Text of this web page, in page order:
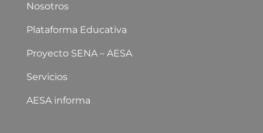
Nosotros
Plataforma Educativa
Proyecto SENA – AESA
Servicios
AESA informa